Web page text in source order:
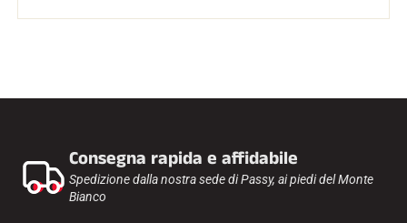
Consegna rapida e affidabile
Spedizione dalla nostra sede di Passy, ai piedi del Monte
Bianco